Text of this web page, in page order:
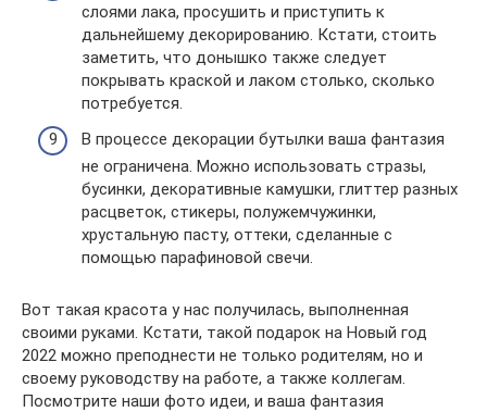
слоями лака, просушить и приступить к
дальнейшему декорированию. Кстати, стоить
заметить, что донышко также следует
покрывать краской и лаком столько, сколько
потребуется.
В процессе декорации бутылки ваша фантазия
не ограничена. Можно использовать стразы,
бусинки, декоративные камушки, глиттер разных
расцветок, стикеры, полужемчужинки,
хрустальную пасту, оттеки, сделанные с
помощью парафиновой свечи.
Вот такая красота у нас получилась, выполненная
своими руками. Кстати, такой подарок на Новый год
2022 можно преподнести не только родителям, но и
своему руководству на работе, а также коллегам.
Посмотрите наши фото идеи, и ваша фантазия